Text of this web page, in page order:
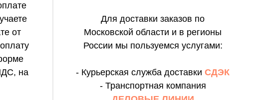
от
на
Для доставки заказов по
Московской области и в регионы
России мы пользуемся услугами:
- Курьерская служба доставки СДЭК
- Транспортная компания